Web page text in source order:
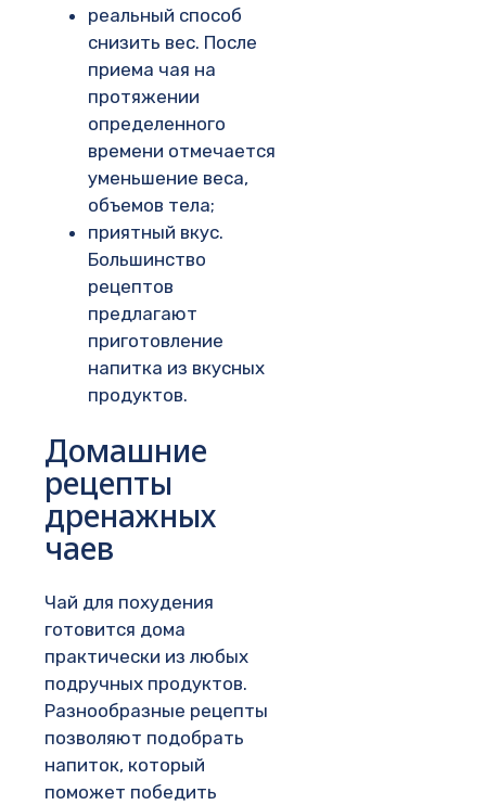
реальный способ
снизить вес. После
приема чая на
протяжении
определенного
времени отмечается
уменьшение веса,
объемов тела;
приятный вкус.
Большинство
рецептов
предлагают
приготовление
напитка из вкусных
продуктов.
Домашние
рецепты
дренажных
чаев
Чай для похудения
готовится дома
практически из любых
подручных продуктов.
Разнообразные рецепты
позволяют подобрать
напиток, который
поможет победить